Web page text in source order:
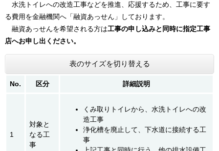
水洗トイレへの改造工事などを推進、応援するため、工事に要す
る費用を金融機関へ「融資あっせん」しております。
融資あっせんを希望される方は工事の申し込みと同時に指定工事
店へお申し出ください。
表のサイズを切り替える
No. 区分 詳細説明
1
対象と
なる工
事
くみ取りトイレから、水洗トイレへの改
造工事
浄化槽を廃止して、下水道に接続する工
事